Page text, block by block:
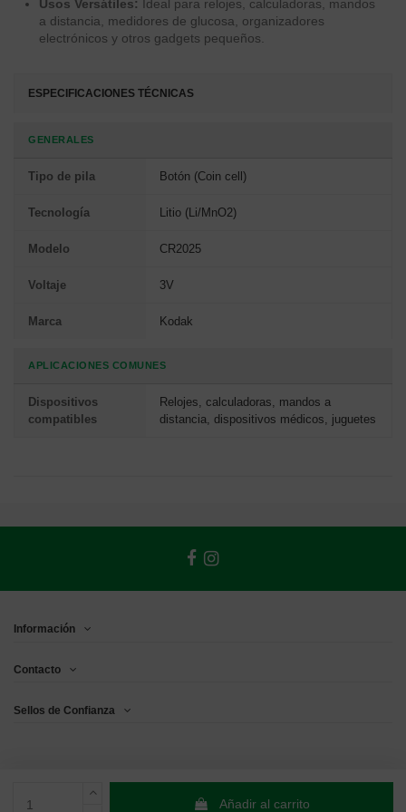
Añadir al carrito
Usos Versátiles: Ideal para relojes, calculadoras, mandos
a distancia, medidores de glucosa, organizadores
electrónicos y otros gadgets pequeños.
ESPECIFICACIONES TÉCNICAS
GENERALES
Tipo de pila Botón (Coin cell)
Tecnología Litio (Li/MnO2)
Modelo CR2025
Voltaje 3V
Marca Kodak
APLICACIONES COMUNES
Dispositivos
compatibles
Relojes, calculadoras, mandos a
distancia, dispositivos médicos, juguetes
Información
Contacto
Sellos de Confianza